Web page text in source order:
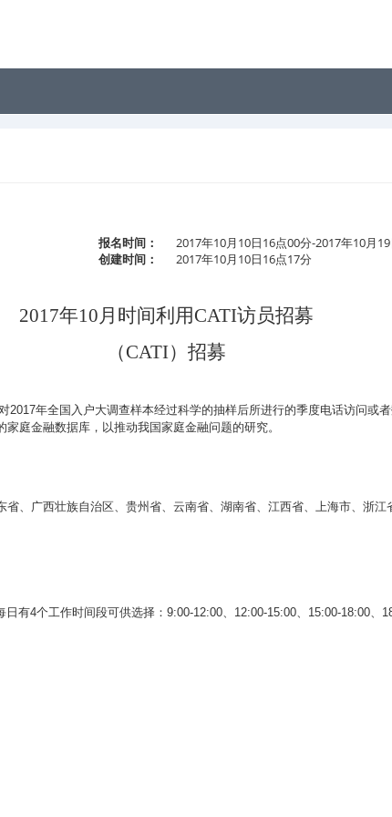
报名时间：
2017年10月10日16点00分-2017年10月
创建时间：
2017年10月10日16点17分
2017年10月时间利用CATI访员招募
（CATI）招募
2017年全国入户大调查样本经过科学的抽样后所进行的季度电话访问或
庭金融数据库，以推动我国家庭金融问题的研究。
、广西壮族自治区、贵州省、云南省、湖南省、江西省、上海市、浙江
日有4个工作时间段可供选择： 9:00-12:00、 12:00-15:00、 15:00-18:00、